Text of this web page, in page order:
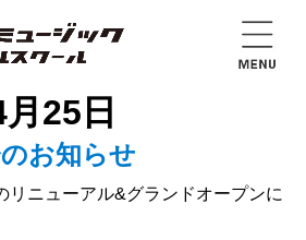
25日
お知らせ
リニューアル&グランドオープンに